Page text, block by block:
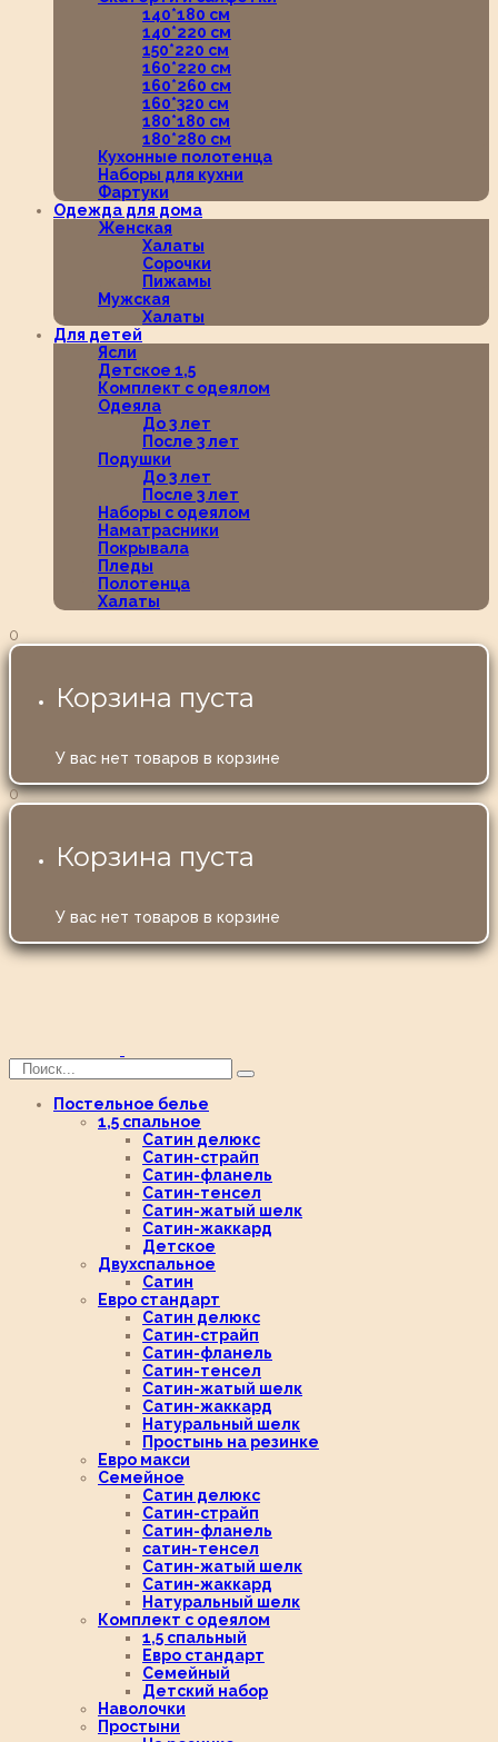
140*180 см
140*220 см
150*220 см
160*220 см
160*260 см
160*320 см
180*180 см
180*280 см
Кухонные полотенца
Наборы для кухни
Фартуки
Одежда для дома
Женская
Халаты
Сорочки
Пижамы
Мужская
Халаты
Для детей
Ясли
Детское 1,5
Комплект с одеялом
Одеяла
До 3 лет
После 3 лет
Подушки
До 3 лет
После 3 лет
Наборы с одеялом
Наматрасники
Покрывала
Пледы
Полотенца
Халаты
0
Корзина пуста
У вас нет товаров в корзине
0
Корзина пуста
У вас нет товаров в корзине
Постельное белье
1,5 спальное
Сатин делюкс
Сатин-страйп
Сатин-фланель
Сатин-тенсел
Сатин-жатый шелк
Сатин-жаккард
Детское
Двухспальное
Сатин
Евро стандарт
Сатин делюкс
Сатин-страйп
Сатин-фланель
Сатин-тенсел
Сатин-жатый шелк
Сатин-жаккард
Натуральный шелк
Простынь на резинке
Евро макси
Семейное
Сатин делюкс
Сатин-страйп
Сатин-фланель
сатин-тенсел
Сатин-жатый шелк
Сатин-жаккард
Натуральный шелк
Комплект с одеялом
1,5 спальный
Евро стандарт
Семейный
Детский набор
Наволочки
Простыни